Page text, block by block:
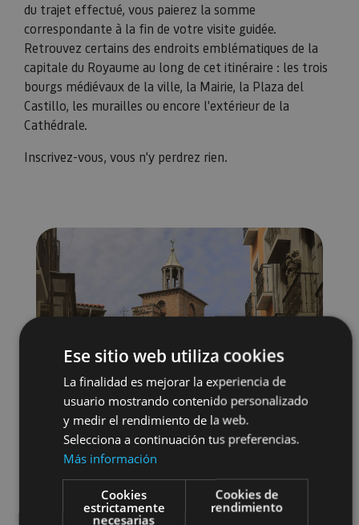
du trajet effectué, vous paierez la somme
correspondante à la fin de votre visite guidée.
Retrouvez certains des endroits emblématiques de la
capitale du Royaume au long de cet itinéraire : les trois
bourgs médiévaux de la ville, la Mairie, la Plaza del
Castillo, les murailles ou encore l'extérieur de la
Cathédrale.
Inscrivez-vous, vous n'y perdrez rien.
Localidades Visitas guiadas
Ese sitio web utiliza cookies
La finalidad es mejorar la experiencia de
usuario mostrando contenido personalizado
y medir el rendimiento de la web.
Selecciona a continuación tus preferencias.
Más información
Cookies
estrictamente
necesarias
Cookies de
rendimiento